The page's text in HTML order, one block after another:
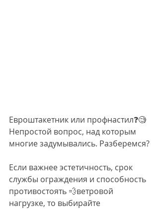
Евроштакетник или профнастил❓🧐
Непростой вопрос, над которым
многие задумывались. Разберемся?
Если важнее эстетичность, срок
службы ограждения и способность
противостоять 💨ветровой
нагрузке, то выбирайте